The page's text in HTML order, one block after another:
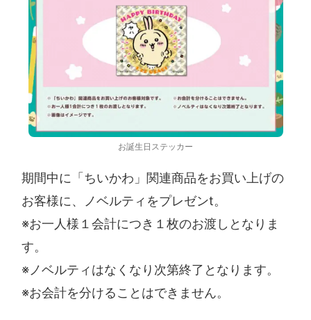
お誕生日ステッカー
期間中に「ちいかわ」関連商品をお買い上げの
お客様に、ノベルティをプレゼンt。
※お一人様１会計につき１枚のお渡しとなりま
す。
※ノベルティはなくなり次第終了となります。
※お会計を分けることはできません。